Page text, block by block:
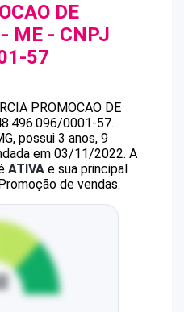
DE
ME - CNPJ
57
PROMOCAO DE
0001-57.
possui 3 anos, 9
em 03/11/2022. A
ATIVA e sua principal
de vendas.